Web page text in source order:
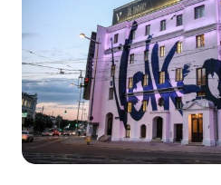
ル
で
1
0
1
歳
の